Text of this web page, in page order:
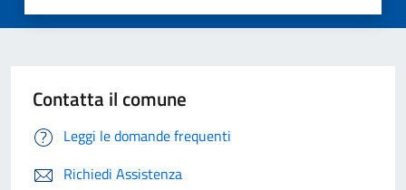
Contatta il comune
Leggi le domande frequenti
Richiedi Assistenza